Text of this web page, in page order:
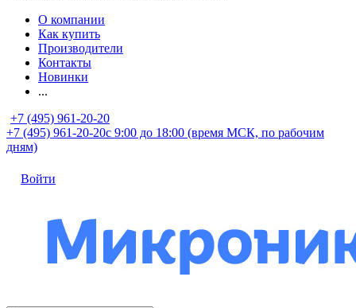
О компании
Как купить
Производители
Контакты
Новинки
...
+7 (495) 961-20-20
+7 (495) 961-20-20с 9:00 до 18:00 (время МСК, по рабочим
дням)
Войти